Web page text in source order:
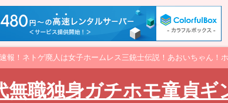
！ネトゲ廃人は女子ホームレス三銃士伝説！あおいちゃん！
職独身ガチホモ童貞ギ